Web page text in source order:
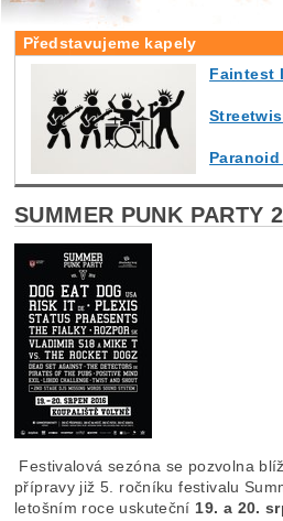
Představujeme kapely
Faintest
SUMMER PUNK PARTY
Festivalová sezóna se pozvolna
přípravy již 5. ročníku festivalu
letošním roce uskuteční 19. a 20.